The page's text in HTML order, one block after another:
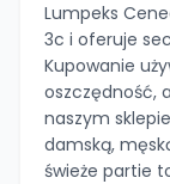
Lumpeks
3c i oferuje
Kupowanie
oszczędność,
naszym
damską,
świeże partie